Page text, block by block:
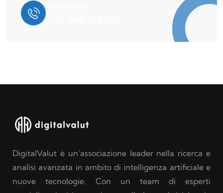
DigitalValut è un’associazione leader nella ricerca e
analisi avanzata in ambito di intelligenza artificiale e
nuove tecnologie. Con un team di esperti